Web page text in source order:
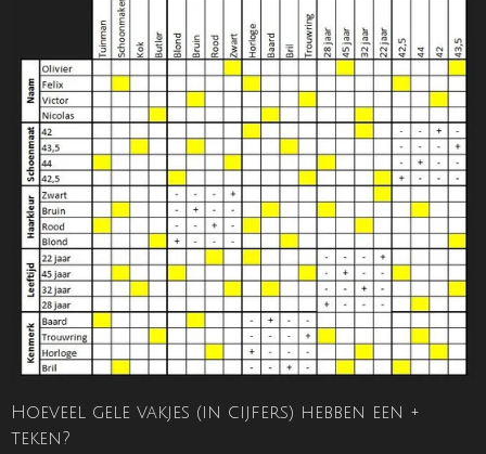
Hoeveel gele vakjes (in cijfers) hebben een +
teken?